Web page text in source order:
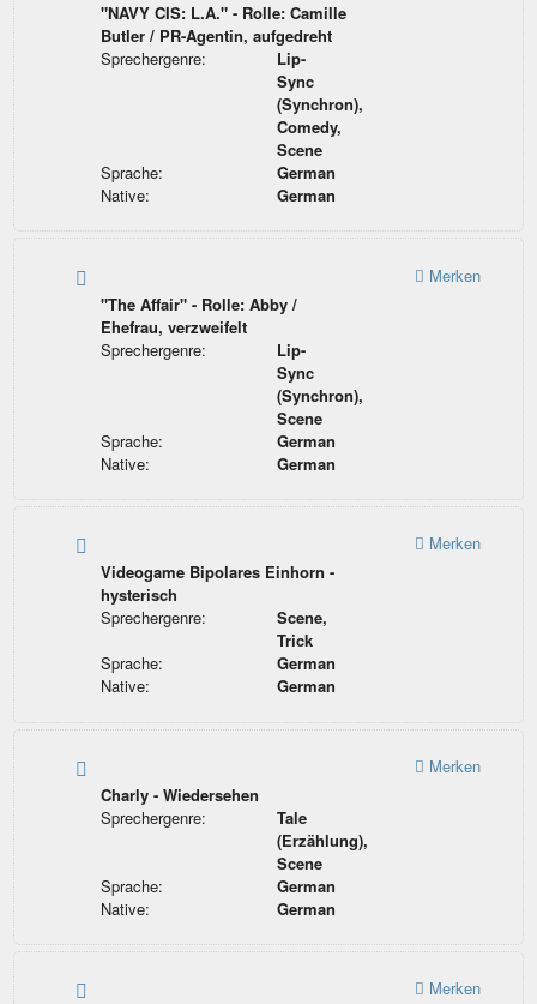
"NAVY CIS: L.A." - Rolle: Camille
Butler / PR-Agentin, aufgedreht
Sprechergenre:
Lip-
Sync
(Synchron),
Comedy,
Scene
Sprache:
German
Native:
German
"The Affair" - Rolle: Abby /
Ehefrau, verzweifelt
Sprechergenre:
Lip-
Sync
(Synchron),
Scene
Sprache:
German
Native:
German
Merken
Videogame Bipolares Einhorn -
hysterisch
Sprechergenre:
Scene,
Trick
Sprache:
German
Native:
German
Merken
Charly - Wiedersehen
Sprechergenre:
Tale
(Erzählung),
Scene
Sprache:
German
Native:
German
Merken
Merken